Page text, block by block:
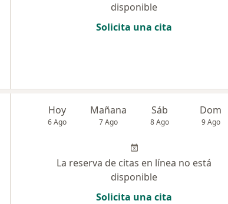
disponible
Solicita una cita
Hoy
6 Ago
Mañana
7 Ago
Sáb
8 Ago
Dom
9 Ago
La reserva de citas en línea no está
disponible
Solicita una cita